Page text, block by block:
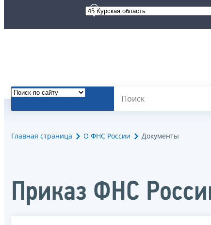
Главная страница О ФНС России Документы
Приказ ФНС